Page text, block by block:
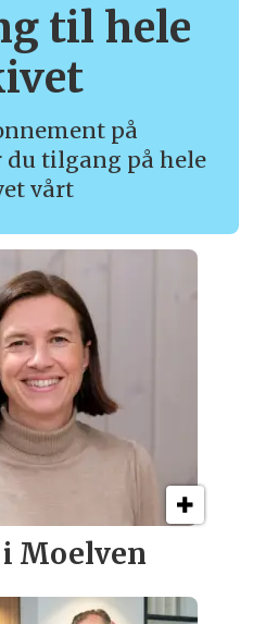
til hele
på
tilgang på hele
vårt
Moelven